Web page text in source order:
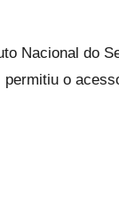
Nacional do
o